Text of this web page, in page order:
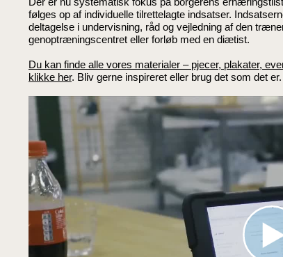
følges op af individuelle tilrettelagte indsatser.
deltagelse i undervisning, råd og vejledning af den
genoptræningscentret eller forløb med en diætist.
Du kan finde alle vores materialer – pjecer, plakater,
klikke her. Bliv gerne inspireret eller brug det som det er.